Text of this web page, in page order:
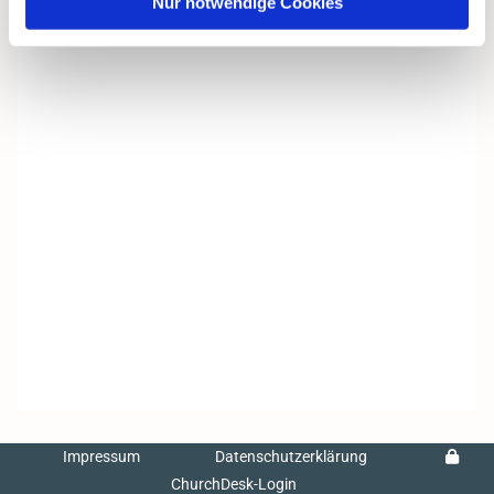
Impressum
Datenschutzerklärung
ChurchDesk-Login